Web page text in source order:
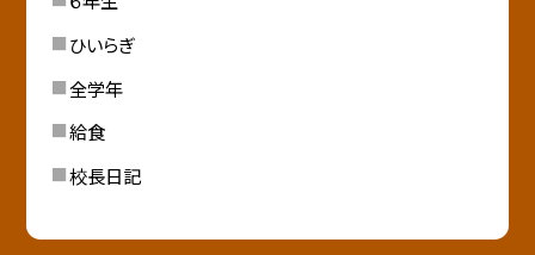
ひいらぎ
全学年
給食
校長日記